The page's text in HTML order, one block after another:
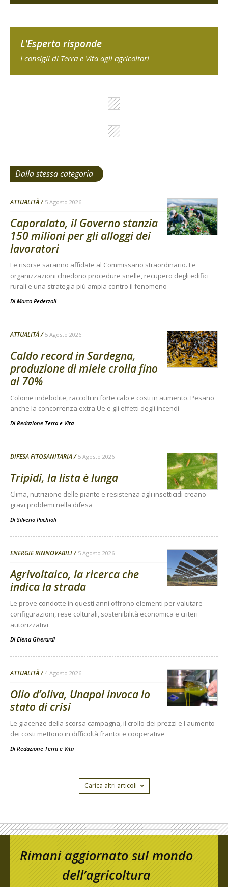
L'Esperto risponde
I consigli di Terra e Vita agli agricoltori
Dalla stessa categoria
ATTUALITÀ 5 Agosto 2026
Caporalato, il Governo stanzia
150 milioni per gli alloggi dei
lavoratori
Le risorse saranno affidate al Commissario straordinario. Le
organizzazioni chiedono procedure snelle, recupero degli edifici
rurali e una strategia più ampia contro il fenomeno
Di Marco Pederzoli
ATTUALITÀ 5 Agosto 2026
Caldo record in Sardegna,
produzione di miele crolla fino
al 70%
Colonie indebolite, raccolti in forte calo e costi in aumento. Pesano
anche la concorrenza extra Ue e gli effetti degli incendi
Di Redazione Terra e Vita
DIFESA FITOSANITARIA 5 Agosto 2026
Tripidi, la lista è lunga
Clima, nutrizione delle piante e resistenza agli insetticidi creano
gravi problemi nella difesa
Di Silverio Pachioli
ENERGIE RINNOVABILI 5 Agosto 2026
Agrivoltaico, la ricerca che
indica la strada
Le prove condotte in questi anni offrono elementi per valutare
configurazioni, rese colturali, sostenibilità economica e criteri
autorizzativi
Di Elena Gherardi
ATTUALITÀ 4 Agosto 2026
Olio d’oliva, Unapol invoca lo
stato di crisi
Le giacenze della scorsa campagna, il crollo dei prezzi e l'aumento
dei costi mettono in difficoltà frantoi e cooperative
Di Redazione Terra e Vita
Carica altri articoli
Rimani aggiornato sul mondo
dell’agricoltura